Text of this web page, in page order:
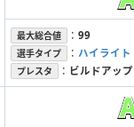
最大総合値 ： 99
選手タイプ ： ハイライト
プレスタ ： ビルドアップ